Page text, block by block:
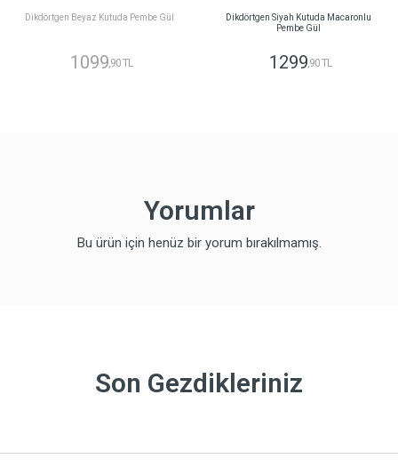
Dikdörtgen Beyaz Kutuda Pembe Gül
1099,90 TL
Dikdörtgen Siyah Kutuda Macaronlu
Pembe Gül
1299,90 TL
Yorumlar
Bu ürün için henüz bir yorum bırakılmamış.
Son Gezdikleriniz